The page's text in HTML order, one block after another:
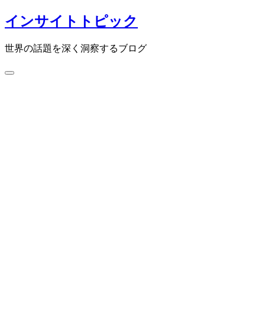
コ
ン
テ
ン
インサイトトピック
世界の話題を深く洞察するブログ
検